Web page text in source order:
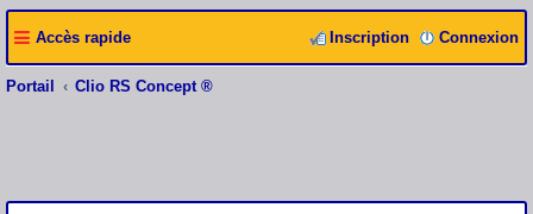
Accès rapide Connexion
Inscription
Portail Clio RS Concept ®